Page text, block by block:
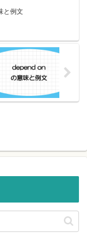
と例文